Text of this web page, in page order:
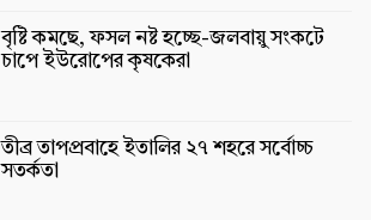
বৃষ্টি কমছে, ফসল নষ্ট হচ্ছে-জলবায়ু সংকটে
চাপে ইউরোপের কৃষকেরা
তীব্র তাপপ্রবাহে ইতালির ২৭ শহরে সর্বোচ্চ
সতর্কতা